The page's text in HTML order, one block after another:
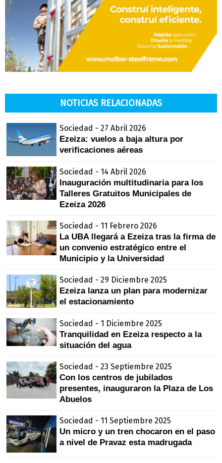
NOTICIAS RELACIONADAS
Sociedad - 27 Abril 2026
Ezeiza: vuelos a baja altura por
verificaciones aéreas
Sociedad - 14 Abril 2026
Inauguración multitudinaria para los
Talleres Gratuitos Municipales de
Ezeiza 2026
Sociedad - 11 Febrero 2026
La UBA llegará a Ezeiza tras la firma de
un convenio estratégico entre el
Municipio y la Universidad
Sociedad - 29 Diciembre 2025
Ezeiza lanza un plan para modernizar
el estacionamiento
Sociedad - 1 Diciembre 2025
Tranquilidad en Ezeiza respecto a la
situación del agua
Sociedad - 23 Septiembre 2025
Con los centros de jubilados
presentes, inauguraron la Plaza de Los
Abuelos
Sociedad - 11 Septiembre 2025
Un micro y un tren chocaron en el paso
a nivel de Pravaz esta madrugada